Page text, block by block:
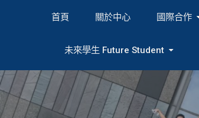
首頁 關於中心 國際合作
未來學生 Future Student